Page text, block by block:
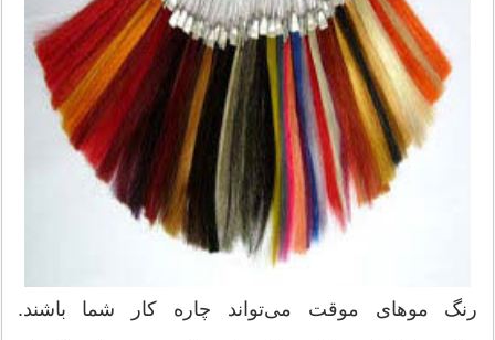
رنگ‌ موهای موقت می‌تواند چاره كار شما باشند.